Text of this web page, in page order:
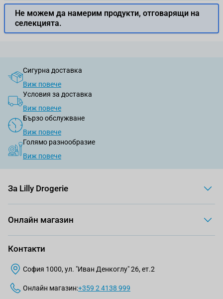
Не можем да намерим продукти, отговарящи на
селекцията.
Сигурна доставка
Виж повече
Условия за доставка
Виж повече
Бързо обслужване
Виж повече
Голямо разнообразие
Виж повече
За Lilly Drogerie
Онлайн магазин
Контакти
София 1000, ул. "Иван Денкоглу" 26, ет.2
Онлайн магазин:+359 2 4138 999